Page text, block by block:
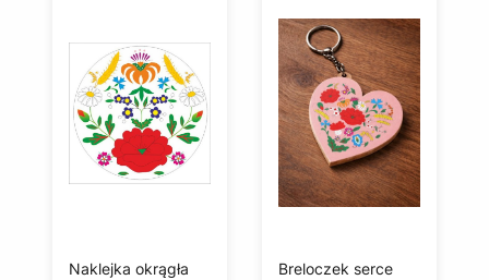
Naklejka okrągła
Breloczek serce